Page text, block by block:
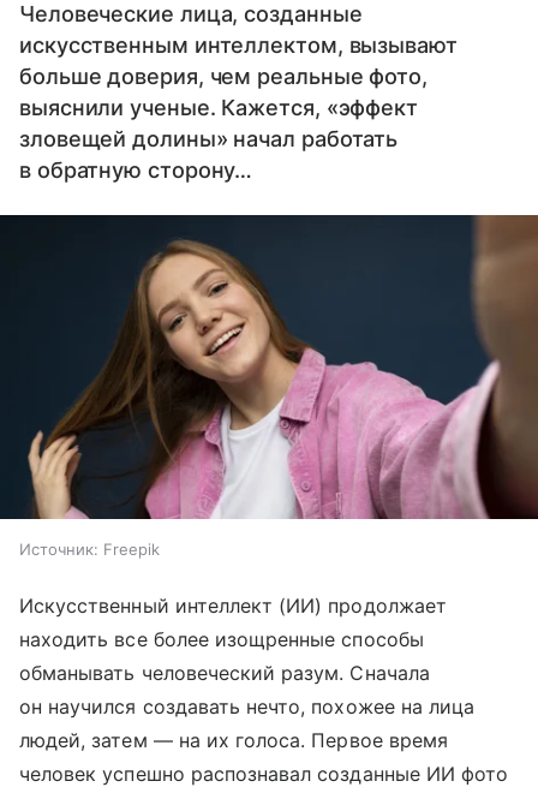
Человеческие лица, созданные
искусственным интеллектом, вызывают
больше доверия, чем реальные фото,
выяснили ученые. Кажется, «эффект
зловещей долины» начал работать
в обратную сторону…
Источник: Freepik
Искусственный интеллект (ИИ) продолжает
находить все более изощренные способы
обманывать человеческий разум. Сначала
он научился создавать нечто, похожее на лица
людей, затем — на их голоса. Первое время
человек успешно распознавал созданные ИИ фото